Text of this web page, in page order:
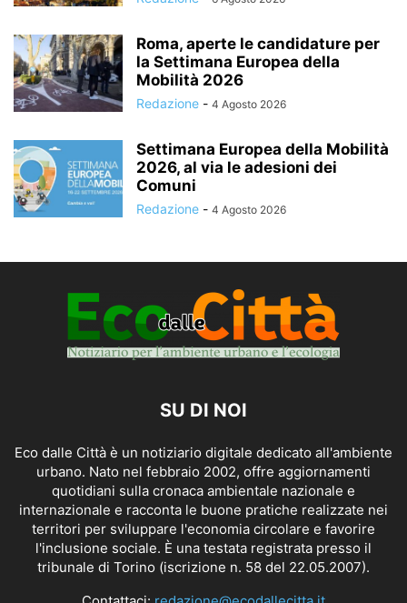
Roma, aperte le candidature per
la Settimana Europea della
Mobilità 2026
Redazione - 4 Agosto 2026
Settimana Europea della Mobilità
2026, al via le adesioni dei
Comuni
Redazione - 4 Agosto 2026
SU DI NOI
Eco dalle Città è un notiziario digitale dedicato all'ambiente
urbano. Nato nel febbraio 2002, offre aggiornamenti
quotidiani sulla cronaca ambientale nazionale e
internazionale e racconta le buone pratiche realizzate nei
territori per sviluppare l'economia circolare e favorire
l'inclusione sociale. È una testata registrata presso il
tribunale di Torino (iscrizione n. 58 del 22.05.2007).